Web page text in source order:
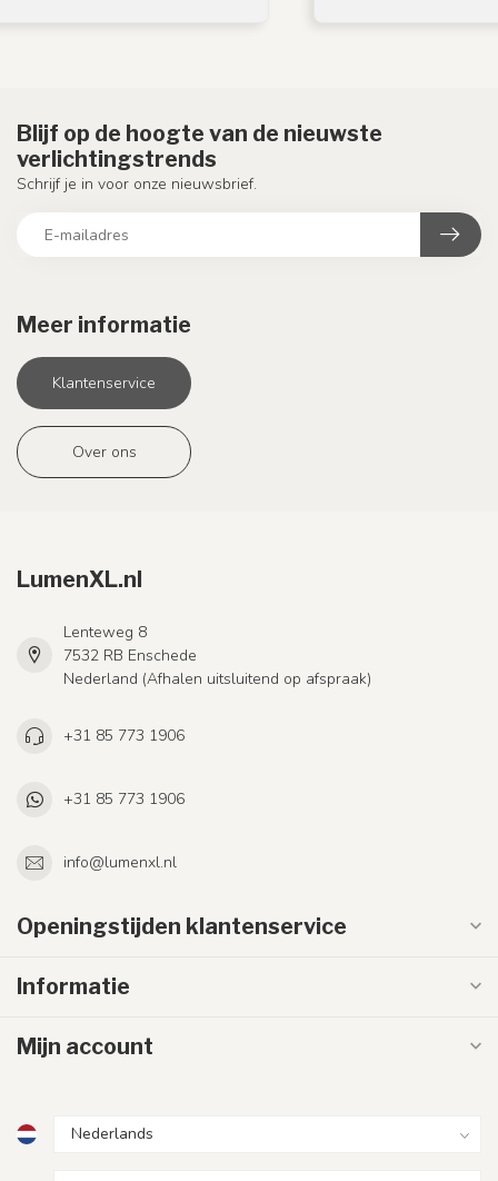
Meer informatie
Klantenservice
Over ons
Blijf op de hoogte van de nieuwste
verlichtingstrends
Schrijf je in voor onze nieuwsbrief.
LumenXL.nl
Lenteweg 8
7532 RB Enschede
Nederland (Afhalen uitsluitend op afspraak)
+31 85 773 1906
+31 85 773 1906
info@lumenxl.nl
Openingstijden klantenservice
Informatie
Mijn account